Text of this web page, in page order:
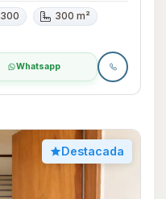
300
300 m²
Whatsapp
Destacada